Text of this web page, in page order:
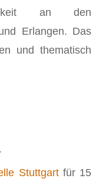
an den
Erlangen. Das
und thematisch
Stuttgartfür 15